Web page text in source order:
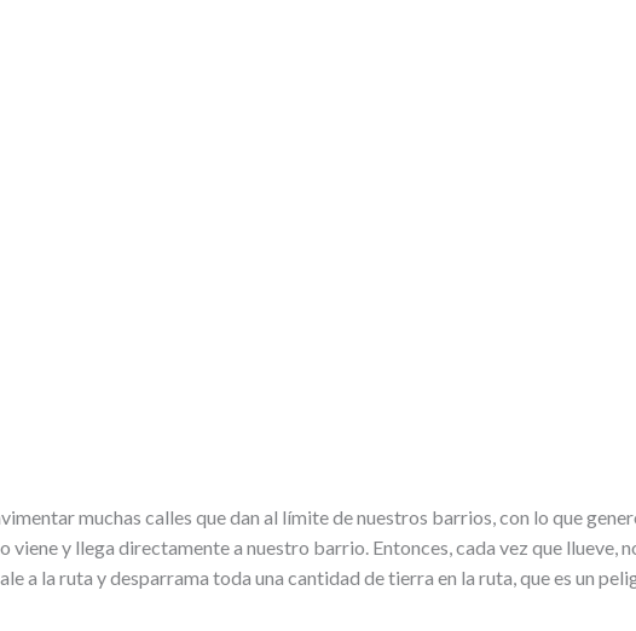
muchas calles que dan al límite de nuestros barrios, con lo que
y llega directamente a nuestro barrio. Entonces, cada vez que llueve,
a la ruta y desparrama toda una cantidad de tierra en la ruta, que es un